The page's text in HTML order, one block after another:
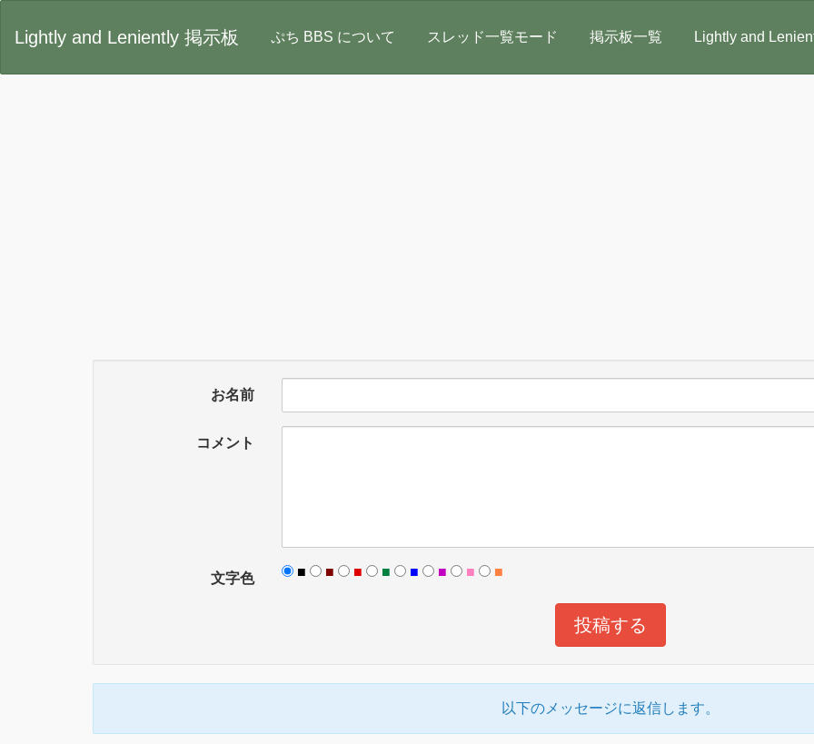
Lightly and Leniently 掲示板 ぷち BBS について スレッド一覧モード 掲示板一覧 Lightly and
お名前
コメント
文字色 ■ ■ ■ ■ ■ ■ ■ ■
以下のメッセージに返信します。